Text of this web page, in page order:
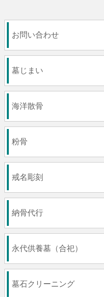
お問い合わせ
墓じまい
海洋散骨
粉骨
戒名彫刻
納骨代行
永代供養墓（合祀）
墓石クリーニング